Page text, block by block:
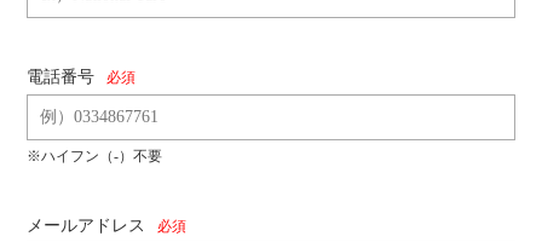
電話番号 必須
※ハイフン（-）不要
メールアドレス 必須